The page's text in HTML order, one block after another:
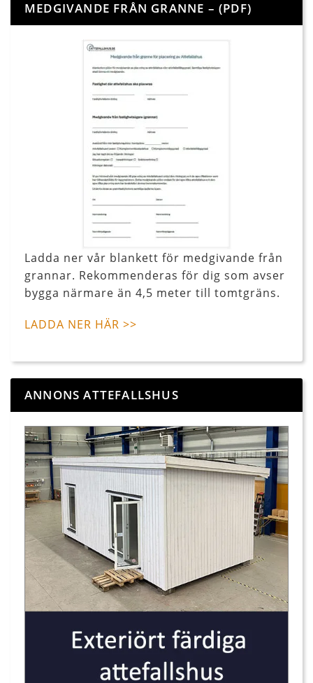
MEDGIVANDE FRÅN GRANNE – (PDF)
Ladda ner vår blankett för medgivande från
grannar. Rekommenderas för dig som avser
bygga närmare än 4,5 meter till tomtgräns.
LADDA NER HÄR >>
ANNONS ATTEFALLSHUS